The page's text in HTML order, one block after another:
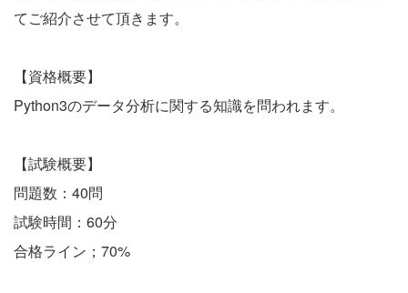
てご紹介させて頂きます。
【資格概要】
Python3のデータ分析に関する知識を問われます。
【試験概要】
問題数：40問
試験時間：60分
合格ライン；70%